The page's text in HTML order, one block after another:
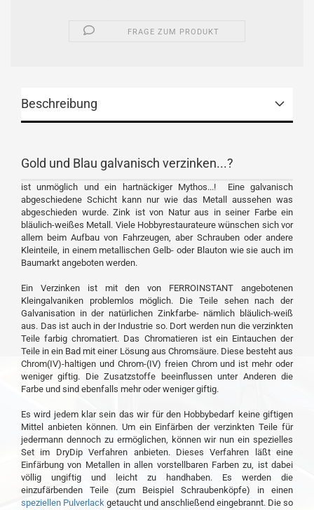
FRAGE ZUM PRODUKT
Beschreibung
Gold und Blau galvanisch verzinken...?
ist unmöglich und ein hartnäckiger Mythos...! Eine galvanisch
abgeschiedene Schicht kann nur wie das Metall aussehen was
abgeschieden wurde. Zink ist von Natur aus in seiner Farbe ein
bläulich-weißes Metall. Viele Hobbyrestaurateure wünschen sich vor
allem beim Aufbau von Fahrzeugen, aber Schrauben oder andere
Kleinteile, in einem metallischen Gelb- oder Blauton wie sie auch im
Baumarkt angeboten werden.
Ein Verzinken ist mit den von FERROINSTANT angebotenen
Kleingalvaniken problemlos möglich. Die Teile sehen nach der
Galvanisation in der natürlichen Zinkfarbe- nämlich bläulich-weiß
aus. Das ist auch in der Industrie so. Dort werden nun die verzinkten
Teile farbig chromatiert. Das Chromatieren ist ein Eintauchen der
Teile in ein Bad mit einer Lösung aus Chromsäure. Diese besteht aus
Chrom(IV)-haltigen und Chrom-(IV) freien Chrom und ist mehr oder
weniger giftig. Die Zusatzstoffe beeinflussen unter Anderen die
Farbe und sind ebenfalls mehr oder weniger giftig.
Es wird jedem klar sein das wir für den Hobbybedarf keine giftigen
Mittel anbieten können. Um ein Einfärben der verzinkten Teile für
jedermann dennoch zu ermöglichen, können wir nun ein spezielles
Set im DryDip Verfahren anbieten. Dieses Verfahren läßt eine
Einfärbung von Metallen in allen vorstellbaren Farben zu, ist dabei
völlig ungiftig und leicht zu handhaben. Es werden die
einzufärbenden Teile (zum Beispiel Schraubenköpfe) in einen
speziellen Pulverlack getaucht und anschließend eingebrannt. Die so